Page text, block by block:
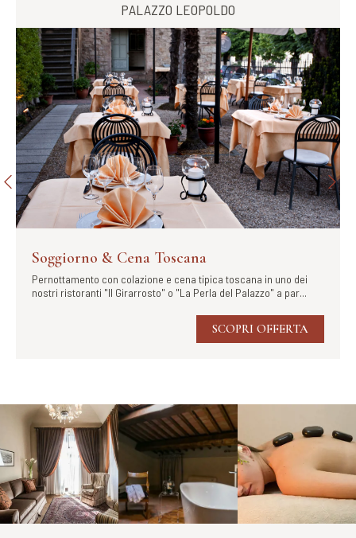
PALAZZO LEOPOLDO
Soggiorno & Cena Toscana
Pernottamento con colazione e cena tipica toscana in uno dei
nostri ristoranti "Il Girarrosto" o "La Perla del Palazzo" a par...
SCOPRI OFFERTA